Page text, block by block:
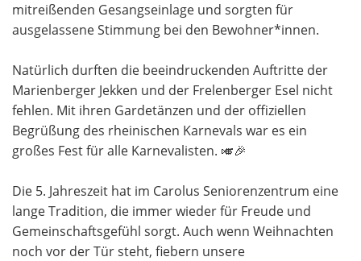
mitreißenden Gesangseinlage und sorgten für
ausgelassene Stimmung bei den Bewohner*innen.
Natürlich durften die beeindruckenden Auftritte der
Marienberger Jekken und der Frelenberger Esel nicht
fehlen. Mit ihren Gardetänzen und der offiziellen
Begrüßung des rheinischen Karnevals war es ein
großes Fest für alle Karnevalisten. 🎺🎉
Die 5. Jahreszeit hat im Carolus Seniorenzentrum eine
lange Tradition, die immer wieder für Freude und
Gemeinschaftsgefühl sorgt. Auch wenn Weihnachten
noch vor der Tür steht, fiebern unsere